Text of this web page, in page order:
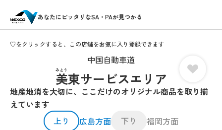
あなたにピッタリなSA・PAが見つかる
♡をクリックすると、この店舗をお気に入り登録できます
中国自動車道
美東サービスエリア
みとう
地産地消を大切に、ここだけのオリジナル商品を取り揃
えています
上り
広島方面 下り 福岡方面